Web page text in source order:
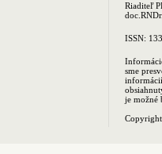
Riaditeľ
ISSN:
sme
je možné